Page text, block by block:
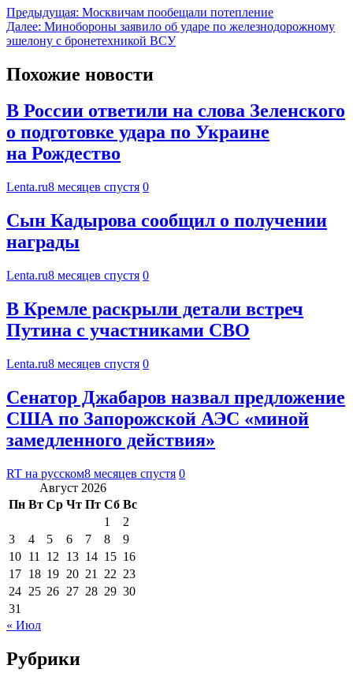
Предыдущая: Москвичам пообещали потепление
Далее: Минобороны заявило об ударе по железнодорожному
эшелону с бронетехникой ВСУ
Похожие новости
В России ответили на слова Зеленского
о подготовке удара по Украине
на Рождество
Lenta.ru8 месяцев спустя 0
Сын Кадырова сообщил о получении
награды
Lenta.ru8 месяцев спустя 0
В Кремле раскрыли детали встреч
Путина с участниками СВО
Lenta.ru8 месяцев спустя 0
Сенатор Джабаров назвал предложение
США по Запорожской АЭС «миной
замедленного действия»
RT на русском8 месяцев спустя 0
Август 2026
Пн Вт Ср Чт Пт Сб Вс
1
2
3
4 5 6 7 8
9
10 11 12 13 14 15 16
17 18 19 20 21 22 23
24 25 26 27 28 29 30
31
« Июл
Рубрики